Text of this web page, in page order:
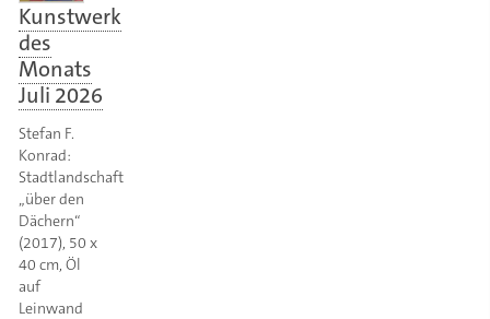
Kunstwerk
des
Monats
Juli 2026
Stefan F.
Konrad:
Stadtlandschaft
„über den
Dächern“
(2017), 50 x
40 cm, Öl
auf
Leinwand